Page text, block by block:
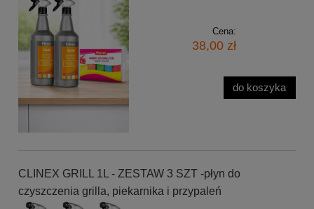
Cena:
38,00 zł
do koszyka
CLINEX GRILL 1L - ZESTAW 3 SZT -płyn do
czyszczenia grilla, piekarnika i przypaleń